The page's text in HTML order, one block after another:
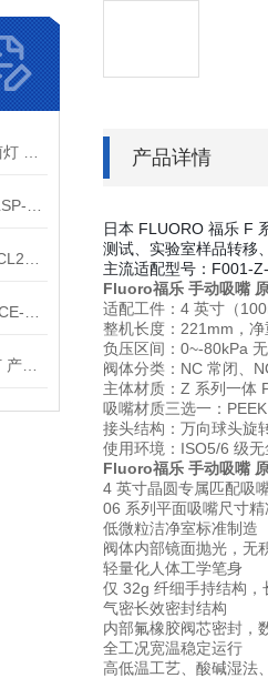
产品详情
日本 FLUORO 福乐 F
测试、实验室样品转移
主流适配型号：F001-
Fluoro福乐 手动吸嘴
适配工件：4 英寸（
整机长度：221mm，
负压区间：0~-80kPa
阀体分类：NC 常闭、
主体材质：Z 系列一体
吸嘴材质三选一：
接头结构：万向球头旋
使用环境：ISO5/6 级
Fluoro福乐 手动吸嘴
4 英寸晶圆专属匹配吸
06 系列平面吸嘴尺寸
低微粒洁净室标准制造
阀体内部镜面抛光，无
轻量化人体工学笔身
仅 32g 纤细手持结构
气密长效密封结构
内部氟橡胶阀芯密封，
全工况宽温稳定运行
高低温工艺、酸碱湿法